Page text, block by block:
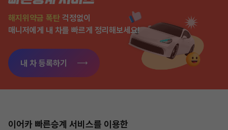
해지위약금 폭탄 걱정없이
매니저에게 내 차를 빠르게 정리해보세요!
내 차 등록하기
이어카 빠른승계 서비스를 이용한